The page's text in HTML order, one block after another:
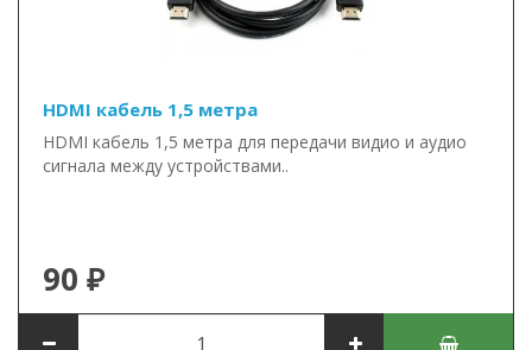
HDMI кабель 1,5 метра
HDMI кабель 1,5 метра для передачи видио и аудио
сигнала между устройствами..
90 ₽